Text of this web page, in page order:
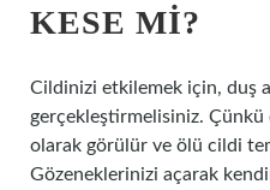
KESE MI?
Cildinizi etkilemek için, duş
gerçekleştirmelisiniz. Çünkü
olarak görülür ve ölü cildi
Gözeneklerinizi açarak